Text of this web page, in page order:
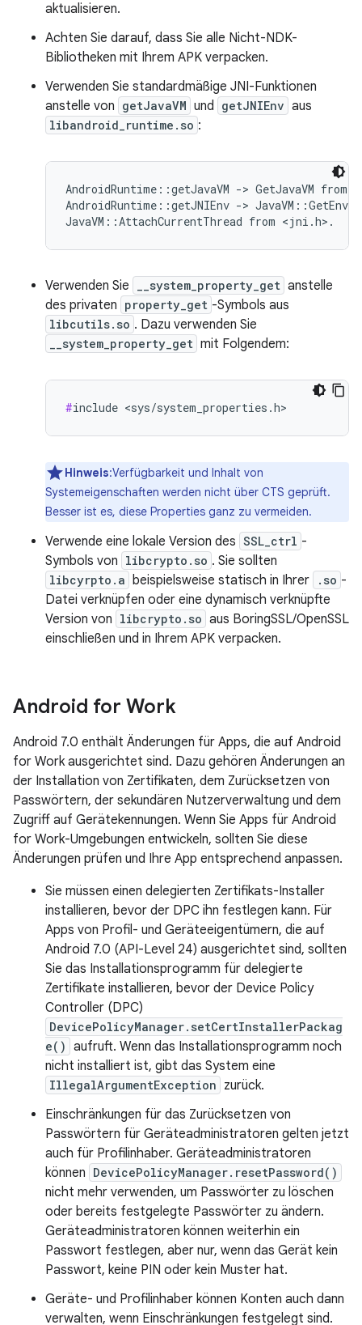
aktualisieren.
Achten Sie darauf, dass Sie alle Nicht-NDK-
Bibliotheken mit Ihrem APK verpacken.
Verwenden Sie standardmäßige JNI-Funktionen
anstelle von getJavaVM und getJNIEnv aus
libandroid_runtime.so :
AndroidRuntime::getJavaVM -> GetJavaVM from
AndroidRuntime::getJNIEnv -> JavaVM::GetEnv
Verwenden Sie __system_property_get anstelle
des privaten property_get -Symbols aus
libcutils.so . Dazu verwenden Sie
__system_property_get mit Folgendem:
#include <sys/system_properties.h>
Hinweis:Verfügbarkeit und Inhalt von
Systemeigenschaften werden nicht über CTS geprüft.
Besser ist es, diese Properties ganz zu vermeiden.
Verwende eine lokale Version des SSL_ctrl -
Symbols von libcrypto.so . Sie sollten
libcyrpto.a beispielsweise statisch in Ihrer .so -
Datei verknüpfen oder eine dynamisch verknüpfte
Version von libcrypto.so aus BoringSSL/OpenSSL
einschließen und in Ihrem APK verpacken.
Android for Work
Android 7.0 enthält Änderungen für Apps, die auf Android
for Work ausgerichtet sind. Dazu gehören Änderungen an
der Installation von Zertifikaten, dem Zurücksetzen von
Passwörtern, der sekundären Nutzerverwaltung und dem
Zugriff auf Gerätekennungen. Wenn Sie Apps für Android
for Work-Umgebungen entwickeln, sollten Sie diese
Änderungen prüfen und Ihre App entsprechend anpassen.
Sie müssen einen delegierten Zertifikats-Installer
installieren, bevor der DPC ihn festlegen kann. Für
Apps von Profil- und Geräteeigentümern, die auf
Android 7.0 (API-Level 24) ausgerichtet sind, sollten
Sie das Installationsprogramm für delegierte
Zertifikate installieren, bevor der Device Policy
Controller (DPC)
DevicePolicyManager.setCertInstallerPackag
e() aufruft. Wenn das Installationsprogramm noch
nicht installiert ist, gibt das System eine
IllegalArgumentException zurück.
Einschränkungen für das Zurücksetzen von
Passwörtern für Geräteadministratoren gelten jetzt
auch für Profilinhaber. Geräteadministratoren
können DevicePolicyManager.resetPassword()
nicht mehr verwenden, um Passwörter zu löschen
oder bereits festgelegte Passwörter zu ändern.
Geräteadministratoren können weiterhin ein
Passwort festlegen, aber nur, wenn das Gerät kein
Passwort, keine PIN oder kein Muster hat.
Geräte- und Profilinhaber können Konten auch dann
verwalten, wenn Einschränkungen festgelegt sind.